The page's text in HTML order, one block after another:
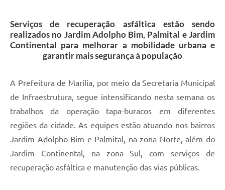
Serviços de recuperação asfáltica estão sendo
realizados no Jardim Adolpho Bim, Palmital e Jardim
Continental para melhorar a mobilidade urbana e
garantir mais segurança à população
A Prefeitura de Marília, por meio da Secretaria Municipal
de Infraestrutura, segue intensificando nesta semana os
trabalhos da operação tapa-buracos em diferentes
regiões da cidade. As equipes estão atuando nos bairros
Jardim Adolpho Bim e Palmital, na zona Norte, além do
Jardim Continental, na zona Sul, com serviços de
recuperação asfáltica e manutenção das vias públicas.